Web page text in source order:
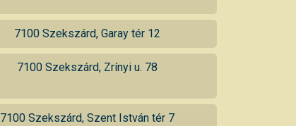
7100 Szekszárd, Garay tér 12
7100 Szekszárd, Zrínyi u. 78
7100 Szekszárd, Szent István tér 7